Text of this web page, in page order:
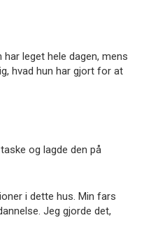
leget hele dagen, mens
hvad hun har gjort for at
og lagde den på
i dette hus. Min fars
Jeg gjorde det,